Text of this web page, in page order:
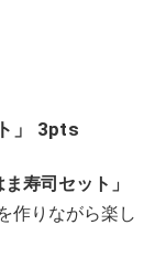
」 3pts
寿司セット」
作りながら楽し